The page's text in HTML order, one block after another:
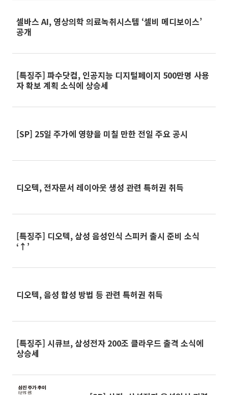
셀바스 AI, 영상의학 의료녹취시스템 ‘셀비 메디보이스’
공개
[특징주] 파수닷컴, 인공지능 디지털페이지 500만명 사용
자 확보 계획 소식에 상승세
[SP] 25일 주가에 영향을 미칠 만한 전일 주요 공시
디오텍, 전자문서 레이아웃 생성 관련 특허권 취득
[특징주] 디오텍, 삼성 음성인식 스피커 출시 준비 소식
‘↑’
디오텍, 음성 합성 방법 등 관련 특허권 취득
[특징주] 시큐브, 삼성전자 200조 클라우드 출격 소식에
상승세